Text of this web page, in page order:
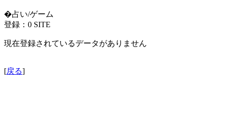
�占い/ゲーム
登録：0 SITE
現在登録されているデータがありません
[戻る]